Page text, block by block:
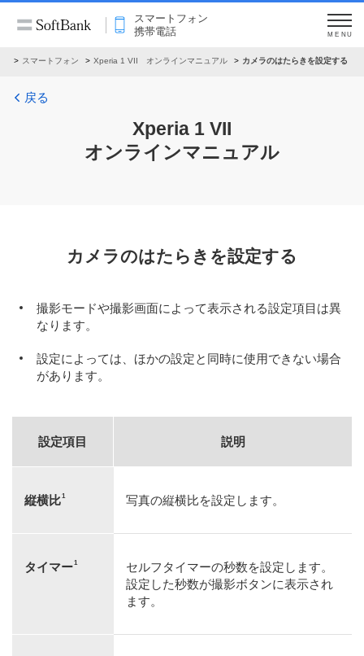
スマートフォン
携帯電話
MENU
スマートフォン Xperia 1 VII オンラインマニュアル カメラのはたらきを設定する
戻る
Xperia 1 VII
オンラインマニュアル
カメラのはたらきを設定する
撮影モードや撮影画面によって表示される設定項目は異
なります。
設定によっては、ほかの設定と同時に使用できない場合
があります。
設定項目 説明
縦横比1 写真の縦横比を設定します。
タイマー1
セルフタイマーの秒数を設定します。
設定した秒数が撮影ボタンに表示され
ます。